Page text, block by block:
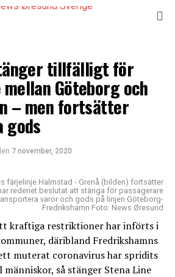
tillfälligt för
Göteborg och
– men fortsätter
7 november, 2020
färjelinje Halmstad - Grenå (bilden) fortsätter
rederiet beslutat att stänga för passagerare
varor och gods på linjen Göteborg-
Fredrikshamn Foto: News Øresund
kraftiga restriktioner har införts i
däribland Fredrikshamns
muterat coronavirus har spridits
så stänger Stena Line